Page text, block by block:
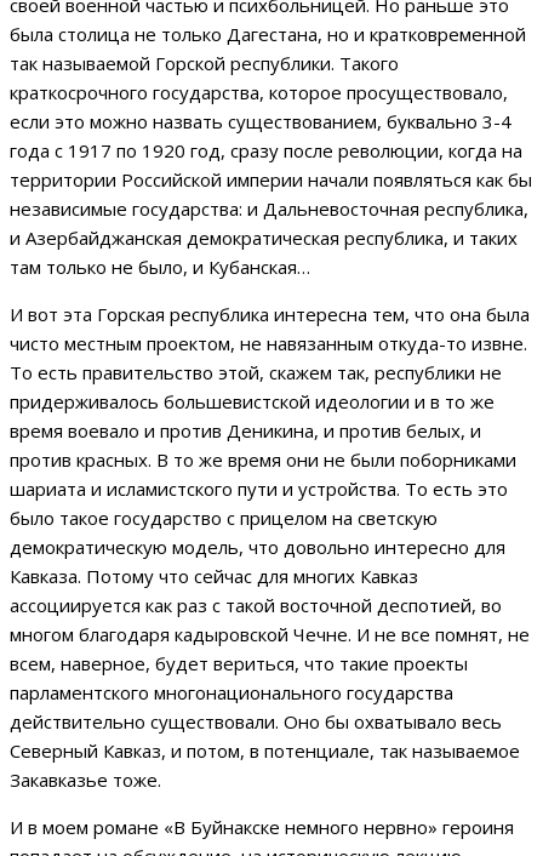
своей военной частью и психбольницей. Но раньше это
была столица не только Дагестана, но и кратковременной
так называемой Горской республики. Такого
краткосрочного государства, которое просуществовало,
если это можно назвать существованием, буквально 3-4
года с 1917 по 1920 год, сразу после революции, когда на
территории Российской империи начали появляться как бы
независимые государства: и Дальневосточная республика,
и Азербайджанская демократическая республика, и таких
там только не было, и Кубанская…
И вот эта Горская республика интересна тем, что она была
чисто местным проектом, не навязанным откуда-то извне.
То есть правительство этой, скажем так, республики не
придерживалось большевистской идеологии и в то же
время воевало и против Деникина, и против белых, и
против красных. В то же время они не были поборниками
шариата и исламистского пути и устройства. То есть это
было такое государство с прицелом на светскую
демократическую модель, что довольно интересно для
Кавказа. Потому что сейчас для многих Кавказ
ассоциируется как раз с такой восточной деспотией, во
многом благодаря кадыровской Чечне. И не все помнят, не
всем, наверное, будет вериться, что такие проекты
парламентского многонационального государства
действительно существовали. Оно бы охватывало весь
Северный Кавказ, и потом, в потенциале, так называемое
Закавказье тоже.
И в моем романе «В Буйнакске немного нервно» героиня